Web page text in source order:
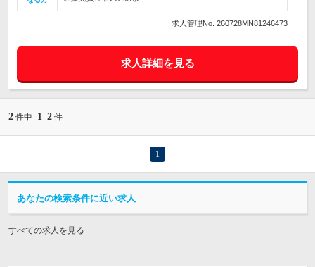
求人管理No. 260728MN81246473
求人詳細を見る
2 件中 1 -2 件
1
あなたの検索条件に近い求人
すべての求人を見る